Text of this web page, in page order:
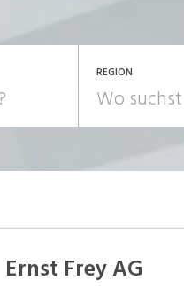
REGION
Ernst Frey AG